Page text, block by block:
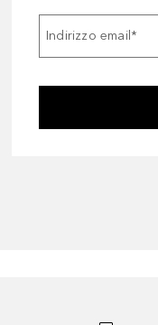
Indirizzo email*